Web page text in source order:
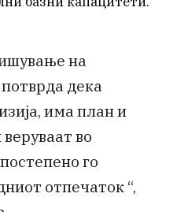
на
дека
има план и
во
го
отпечаток “,